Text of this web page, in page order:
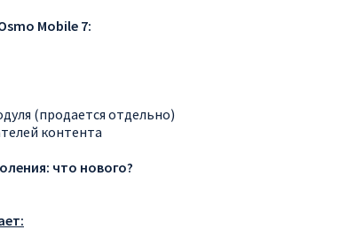
Mobile 7:
(продается отдельно)
контента
что нового?